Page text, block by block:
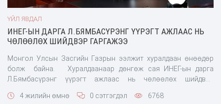
ҮЙЛ ЯВДАЛ
ИНЕГ-ЫН ДАРГА Л.БЯМБАСҮРЭНГ ҮҮРЭГТ АЖЛААС НЬ
ЧӨЛӨӨЛӨХ ШИЙДВЭР ГАРГАЖЭЭ
Монгол Улсын Засгийн Газрын ээлжит хуралдаан өнөөдөр
болж байна. Хуралдаанаар дөнгөж сая ИНЕГ-ын дарга
Л.Бямбасүрэнг үүрэгт ажлаас нь чөлөөлөх шийдвэр
холбогдсон асуудлуудыг шалгуулахаар АТГ-т шилжүүлэхээр
4 жилийн өмнө 0 сэтгэгдэл 6768